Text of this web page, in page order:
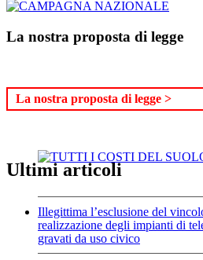
La nostra proposta di legge
La nostra proposta di legge >
Ultimi articoli
Illegittima l’esclusione del
realizzazione degli impianti di
gravati da uso civico